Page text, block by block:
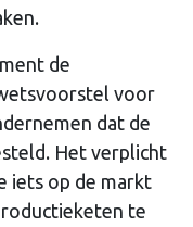
de
voor
dat de
Het verplicht
iets op de markt
te